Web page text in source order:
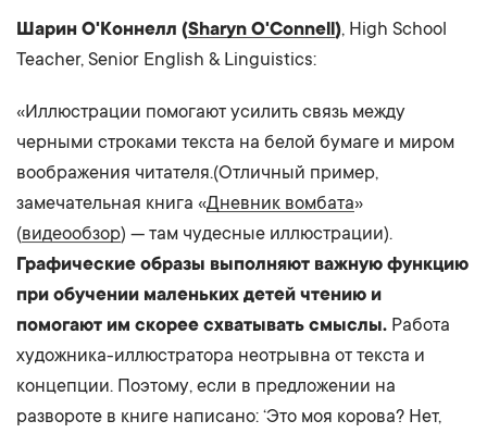
Шарин О'Коннелл (Sharyn O'Connell), High School
Teacher, Senior English & Linguistics:
«Иллюстрации помогают усилить связь между
черными строками текста на белой бумаге и миром
воображения читателя.(Отличный пример,
замечательная книга «Дневник вомбата»
(видеообзор) — там чудесные иллюстрации).
Графические образы выполняют важную функцию
при обучении маленьких детей чтению и
помогают им скорее схватывать смыслы. Работа
художника-иллюстратора неотрывна от текста и
концепции. Поэтому, если в предложении на
развороте в книге написано: ‘Это моя корова? Нет,